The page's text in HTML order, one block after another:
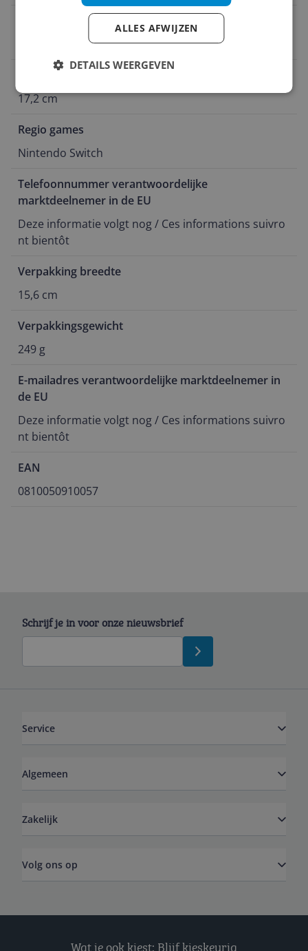
Verpakking lengte
17,2 cm
Regio games
Nintendo Switch
Telefoonnummer verantwoordelijke
marktdeelnemer in de EU
Deze informatie volgt nog / Ces informations suivro
nt bientôt
Verpakking breedte
15,6 cm
Verpakkingsgewicht
249 g
E-mailadres verantwoordelijke marktdeelnemer in
de EU
Deze informatie volgt nog / Ces informations suivro
nt bientôt
EAN
0810050910057
Schrijf je in voor onze nieuwsbrief
Service
Algemeen
Zakelijk
Volg ons op
Wat je ook kiest: Blijf kieskeurig
ALLES AFWIJZEN
DETAILS WEERGEVEN